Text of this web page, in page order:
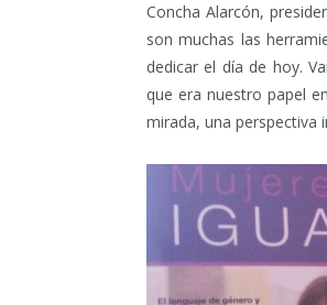
Concha Alarcón,
son muchas las
dedicar el día de hoy.
que era nuestro papel
mirada, una perspectiva